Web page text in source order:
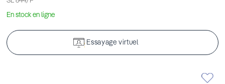
En stock en ligne
Essayage virtuel